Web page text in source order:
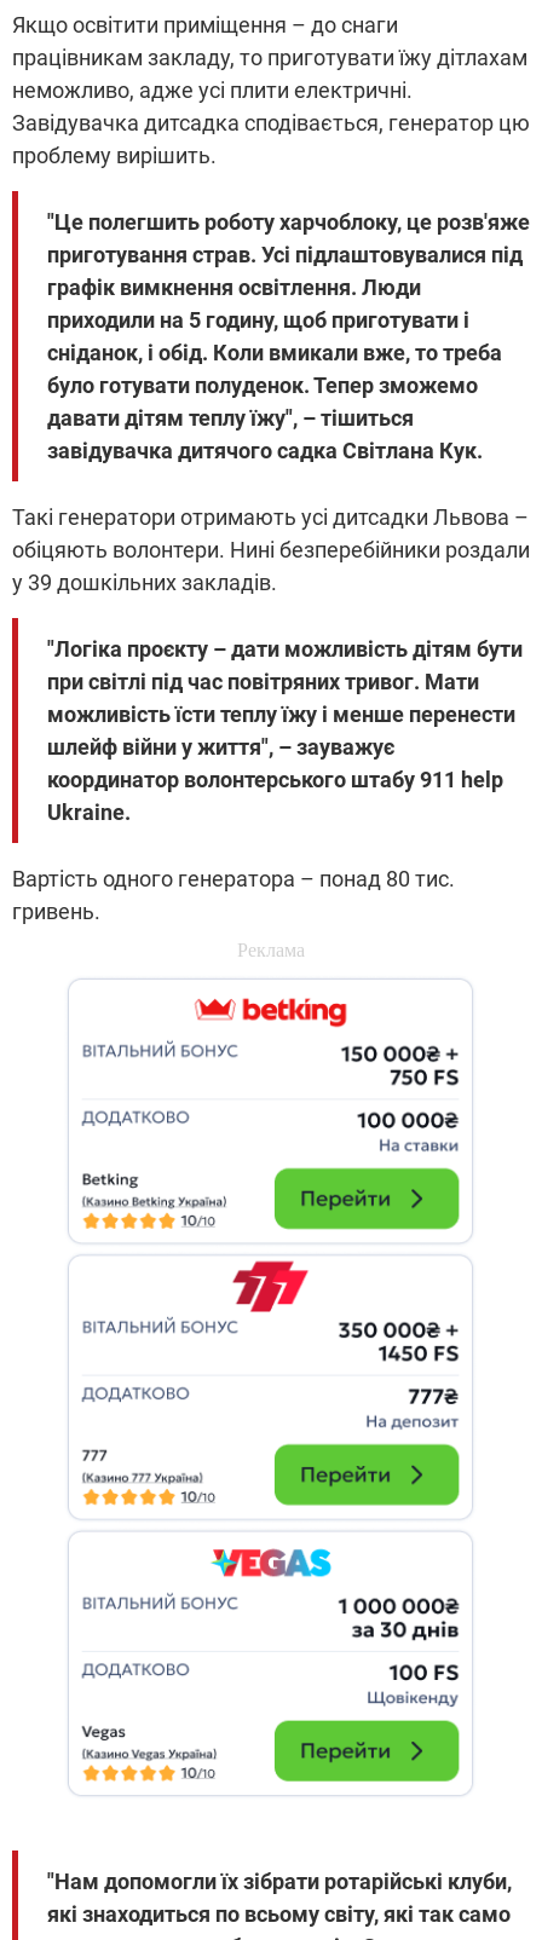
Якщо освітити приміщення – до снаги
працівникам закладу, то приготувати їжу дітлахам
неможливо, адже усі плити електричні.
Завідувачка дитсадка сподівається, генератор цю
проблему вирішить.
"Це полегшить роботу харчоблоку, це розв'яже
приготування страв. Усі підлаштовувалися під
графік вимкнення освітлення. Люди
приходили на 5 годину, щоб приготувати і
сніданок, і обід. Коли вмикали вже, то треба
було готувати полуденок. Тепер зможемо
давати дітям теплу їжу", – тішиться
завідувачка дитячого садка Світлана Кук.
Такі генератори отримають усі дитсадки Львова –
обіцяють волонтери. Нині безперебійники роздали
у 39 дошкільних закладів.
"Логіка проєкту – дати можливість дітям бути
при світлі під час повітряних тривог. Мати
можливість їсти теплу їжу і менше перенести
шлейф війни у життя", – зауважує
координатор волонтерського штабу 911 help
Ukraine.
Вартість одного генератора – понад 80 тис.
гривень.
"Нам допомогли їх зібрати ротарійські клуби,
які знаходиться по всьому світу, які так само